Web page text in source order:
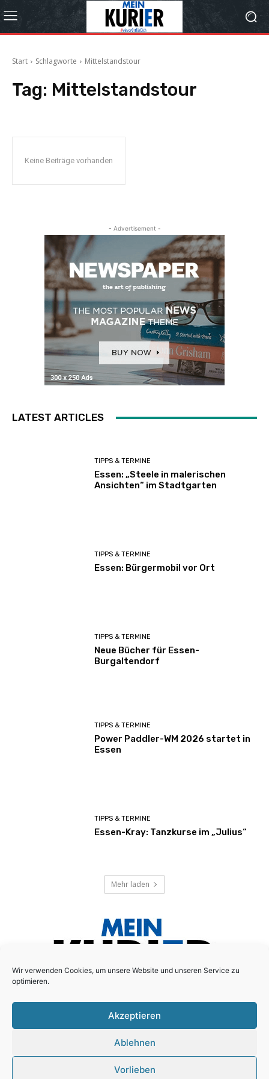
Wir verwenden Cookies, um unsere Website und unseren Service zu
optimieren.
Akzeptieren
Ablehnen
Vorlieben
Start Schlagworte Mittelstandstour
Tag: Mittelstandstour
Keine Beiträge vorhanden
- Advertisement -
LATEST ARTICLES
TIPPS & TERMINE
Essen: „Steele in malerischen
Ansichten“ im Stadtgarten
TIPPS & TERMINE
Essen: Bürgermobil vor Ort
TIPPS & TERMINE
Neue Bücher für Essen-
Burgaltendorf
TIPPS & TERMINE
Power Paddler-WM 2026 startet in
Essen
TIPPS & TERMINE
Essen-Kray: Tanzkurse im „Julius“
Mehr laden
Schreiben Sie uns:redaktion@mein-kurier.ruhr